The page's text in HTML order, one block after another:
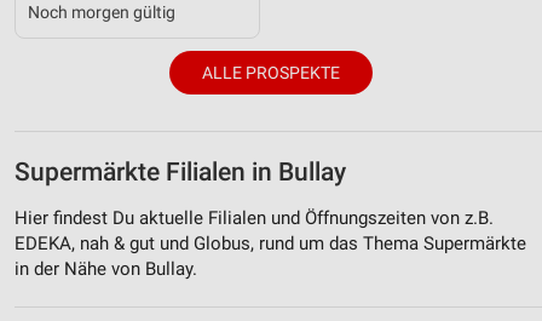
Noch morgen gültig
ALLE PROSPEKTE
Supermärkte Filialen in Bullay
Hier findest Du aktuelle Filialen und Öffnungszeiten von z.B.
EDEKA, nah & gut und Globus, rund um das Thema Supermärkte
in der Nähe von Bullay.